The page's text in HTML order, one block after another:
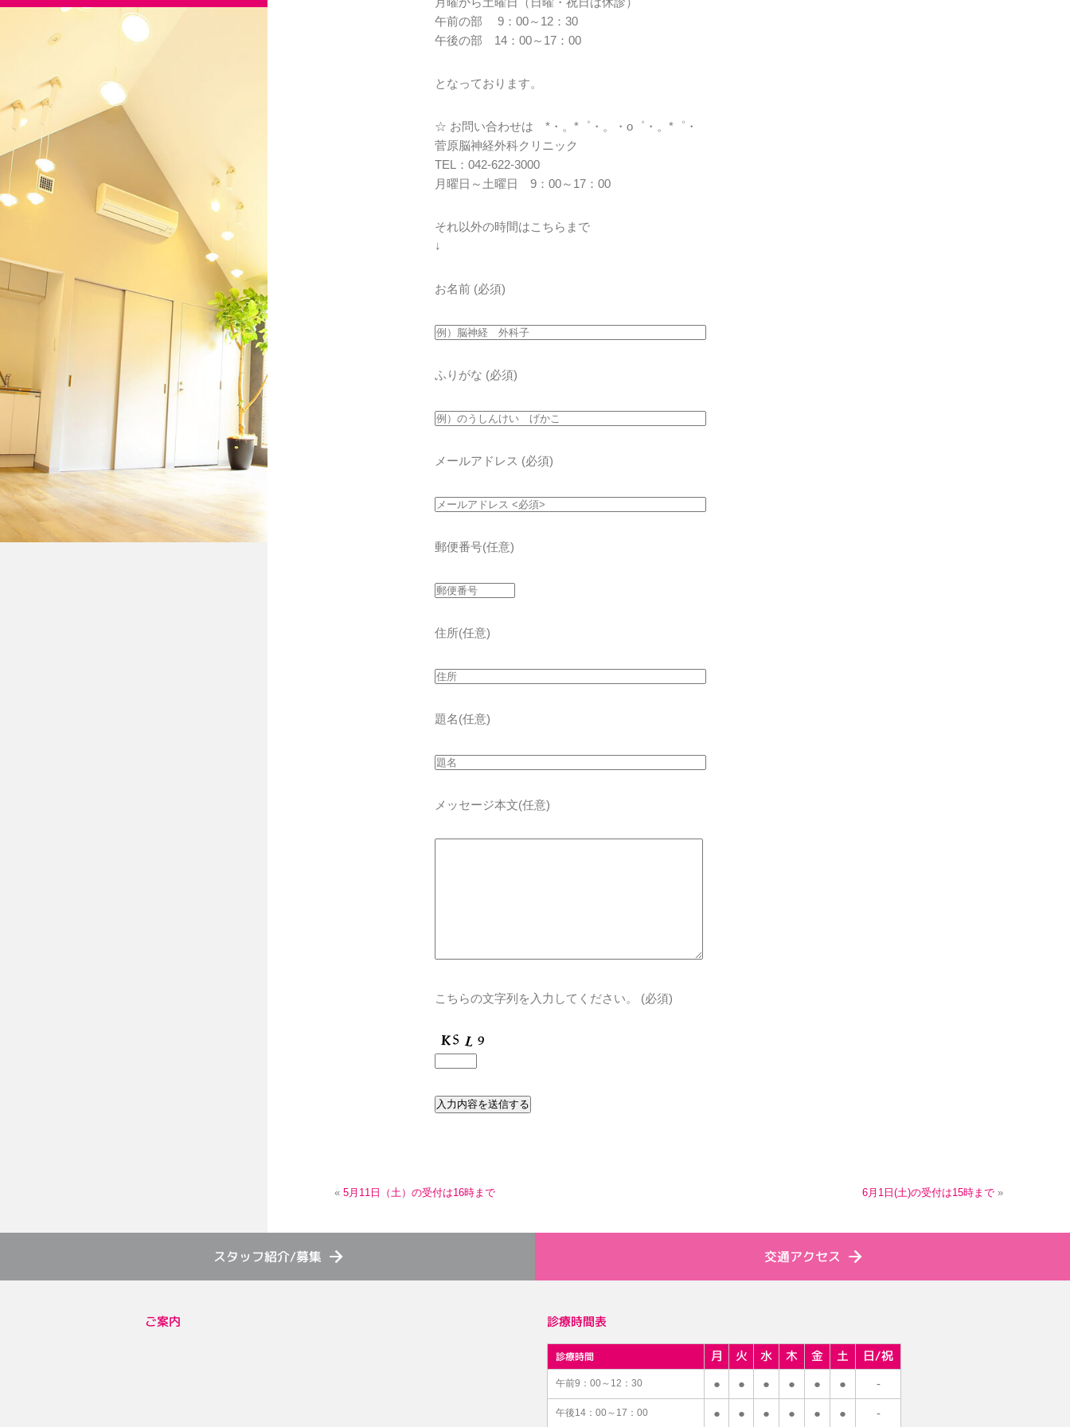
午前の部 9：00～12：30
午後の部 14：00～17：00
となっております。
☆ お問い合わせは *・。*゜・。・o゜・。*゜・
菅原脳神経外科クリニック
TEL：042-622-3000
月曜日～土曜日 9：00～17：00
それ以外の時間はこちらまで
↓
お名前 (必須)
ふりがな (必須)
メールアドレス (必須)
郵便番号(任意)
住所(任意)
題名(任意)
メッセージ本文(任意)
こちらの文字列を入力してください。 (必須)
« 5月11日（土）の受付は16時まで 6月1日(土)の受付は15時まで »
スタッフ紹介/募集 交通アクセス
ご案内 診療時間表
診療時間 月 火 水 木 金 土 日/祝
午前9：00～12：30 ● ● ● ● ● ● -
午後14：00～17：00 ● ● ● ● ● ● -